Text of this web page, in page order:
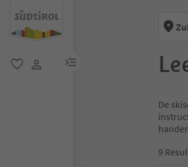
menulink
De
9